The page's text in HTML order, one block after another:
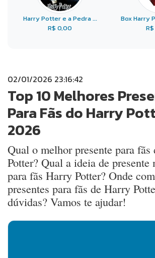
Harry Potter e a Pedra ...
R$ 0,00
Box Harry
02/01/2026 23:16:42
Top 10 Melhores
Para Fãs do Harry
2026
Qual o melhor presente para
Potter? Qual a ideia de
para fãs Harry Potter? Onde
presentes para fãs de Harry
dúvidas? Vamos te ajudar!